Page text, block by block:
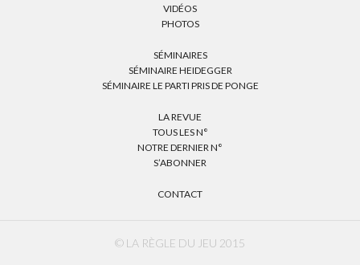
VIDÉOS
PHOTOS
SÉMINAIRES
SÉMINAIRE HEIDEGGER
SÉMINAIRE LE PARTI PRIS DE PONGE
LA REVUE
TOUS LES N°
NOTRE DERNIER N°
S’ABONNER
CONTACT
© LA RÈGLE DU JEU 2015